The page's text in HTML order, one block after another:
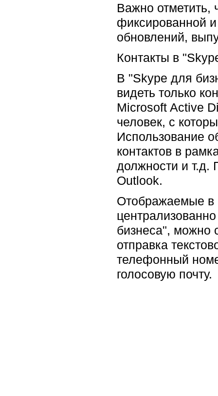
Важно отметить,
фиксированной
обновлений,
Контакты в
В "Skype для
видеть только
Microsoft Active
человек, с
Использование
контактов в
должности и т.д.
Outlook.
Отображаемые в
бизнеса", можно
отправка
телефонный
голосовую почту.